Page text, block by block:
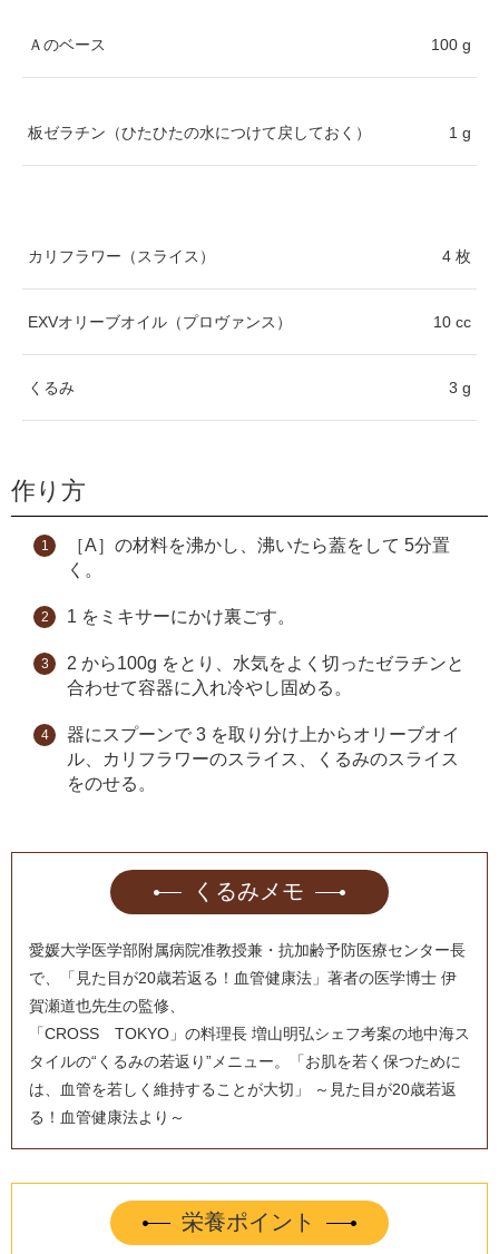
Ａのベース 100 g
板ゼラチン（ひたひたの水につけて戻しておく） 1 g
カリフラワー（スライス） 4 枚
EXVオリーブオイル（プロヴァンス） 10 cc
くるみ 3 g
作り方
［A］の材料を沸かし、沸いたら蓋をして 5分置
く。
1 をミキサーにかけ裏ごす。
2 から100g をとり、水気をよく切ったゼラチンと
合わせて容器に入れ冷やし固める。
器にスプーンで 3 を取り分け上からオリーブオイ
ル、カリフラワーのスライス、くるみのスライス
をのせる。
くるみメモ
愛媛大学医学部附属病院准教授兼・抗加齢予防医療センター長
で、「見た目が20歳若返る！血管健康法」著者の医学博士 伊
賀瀬道也先生の監修、
「CROSS TOKYO」の料理長 増山明弘シェフ考案の地中海ス
タイルの“くるみの若返り”メニュー。「お肌を若く保つために
は、血管を若しく維持することが大切」 ～見た目が20歳若返
る！血管健康法より～
栄養ポイント